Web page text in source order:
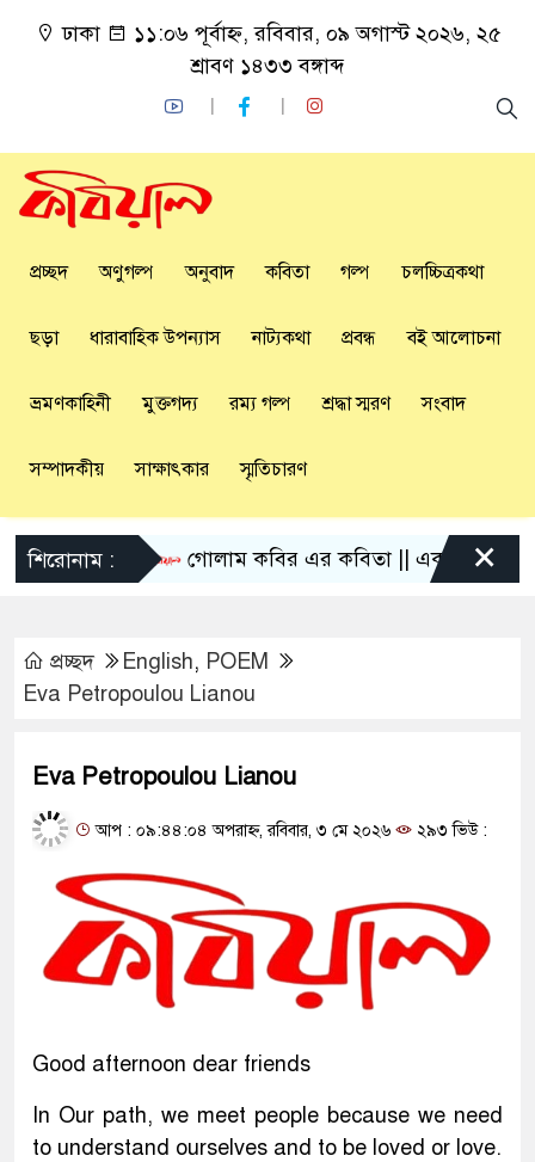
ঢাকা
১১:০৬ পূর্বাহ্ন, রবিবার, ০৯ অগাস্ট ২০২৬, ২৫
শ্রাবণ ১৪৩৩ বঙ্গাব্দ
প্রচ্ছদ অণুগল্প অনুবাদ কবিতা গল্প চলচ্চিত্রকথা
ছড়া ধারাবাহিক উপন্যাস নাট্যকথা প্রবন্ধ বই আলোচনা
ভ্রমণকাহিনী মুক্তগদ্য রম্য গল্প শ্রদ্ধা স্মরণ সংবাদ
সম্পাদকীয় সাক্ষাৎকার স্মৃতিচারণ
শিরোনাম : গোলাম কবির এর কবিতা || একটা কাঙ্ক্ষিত
×
প্রচ্ছদ English, POEM
Eva Petropoulou Lianou
Eva Petropoulou Lianou
আপ : ০৯:৪৪:০৪ অপরাহ্ন, রবিবার, ৩ মে ২০২৬ ২৯৩ ভিউ :
Good afternoon dear friends
In Our path, we meet people because we need
to understand ourselves and to be loved or love.